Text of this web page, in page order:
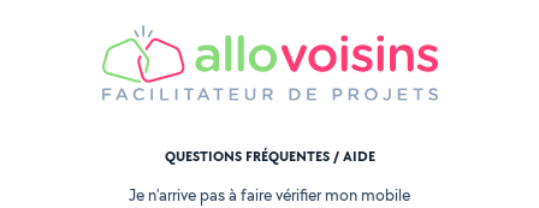
QUESTIONS FRÉQUENTES / AIDE
Je n'arrive pas à faire vérifier mon mobile